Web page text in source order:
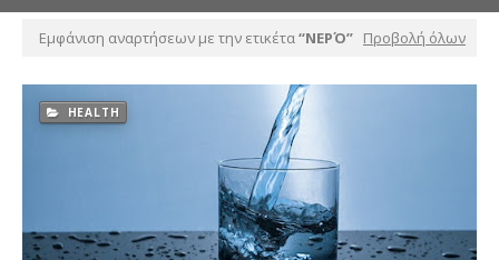
Εμφάνιση αναρτήσεων με την ετικέτα ΝΕΡΌ Προβολή όλων
HEALTH